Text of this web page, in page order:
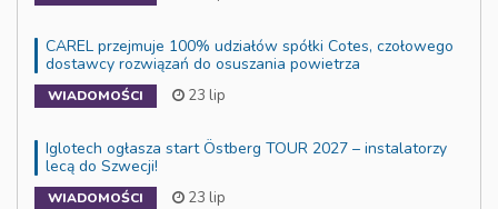
CAREL przejmuje 100% udziałów spółki Cotes, czołowego
dostawcy rozwiązań do osuszania powietrza
WIADOMOŚCI 23 lip
Iglotech ogłasza start Östberg TOUR 2027 – instalatorzy
lecą do Szwecji!
WIADOMOŚCI 23 lip